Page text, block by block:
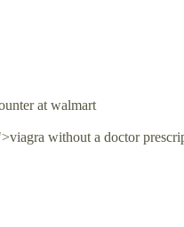
at walmart
without a doctor